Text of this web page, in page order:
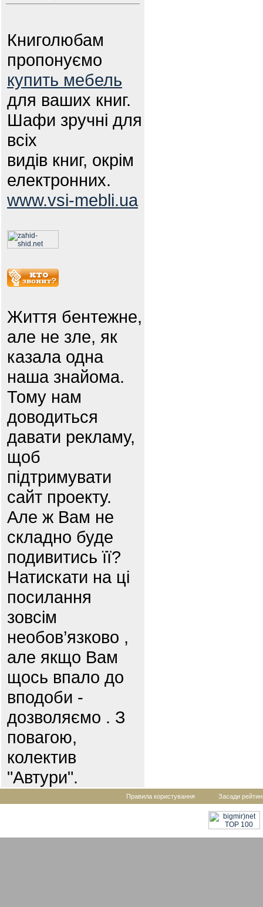
Книголюбам
пропонуємо
купить мебель
для ваших книг.
Шафи зручні для
всіх
видів книг, окрім
електронних.
www.vsi-mebli.ua
Життя бентежне,
але не зле, як
казала одна
наша знайома.
Тому нам
доводиться
давати рекламу,
щоб
підтримувати
сайт проекту.
Але ж Вам не
складно буде
подивитись її?
Натискати на ці
посилання
зовсім
необов’язково ,
але якщо Вам
щось впало до
вподоби -
дозволяємо . З
повагою,
колектив
"Автури".
Правила користування Засади